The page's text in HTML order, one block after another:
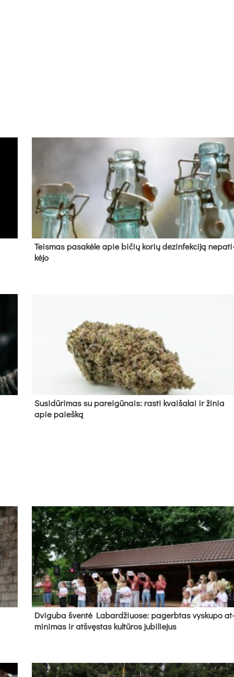
Teis­mas pa­sa­kė­le apie bi­čių ko­rių de­zin­fek­ci­ją
kė­jo
Su­si­dū­ri­mas su pa­rei­gū­nais: ras­ti kvai­ša­lai ir ži­nia
apie paieš­ką
Dvi­gu­ba šven­tė La­bar­džiuo­se: pa­gerb­tas vys­ku­po
mi­ni­mas ir at­švęs­tas kul­tū­ros ju­bi­lie­jus